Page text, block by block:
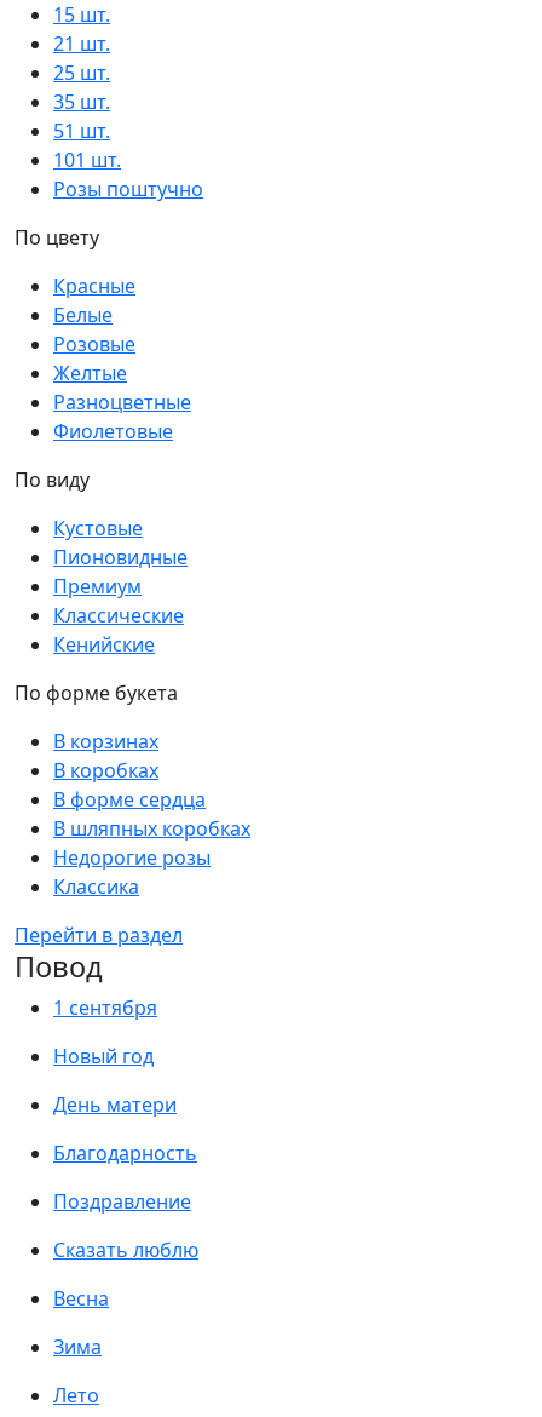
15 шт.
21 шт.
25 шт.
35 шт.
51 шт.
101 шт.
Розы поштучно
По цвету
Красные
Белые
Розовые
Желтые
Разноцветные
Фиолетовые
По виду
Кустовые
Пионовидные
Премиум
Классические
Кенийские
По форме букета
В корзинах
В коробках
В форме сердца
В шляпных коробках
Недорогие розы
Классика
Перейти в раздел
Повод
1 сентября
Новый год
День матери
Благодарность
Поздравление
Сказать люблю
Весна
Зима
Лето